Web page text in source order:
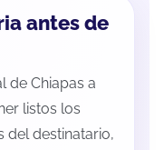
antes de
de Chiapas a
listos los
del destinatario,